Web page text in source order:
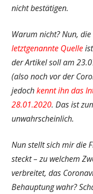
nicht bestätigen.
Warum nicht? Nun,
letztgenannte Quelleist
der Artikel soll am
(also noch vor der
jedochkennt ihn das
28.01.2020. Das ist
unwahrscheinlich.
Nun stellt sich mir die
steckt – zu welchem
verbreitet, das
Behauptung wahr?